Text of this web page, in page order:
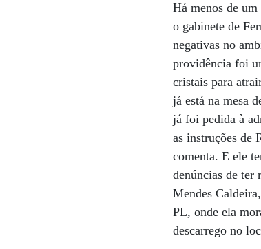
Há menos de
o gabinete de
negativas no
providência foi
cristais para
já está na mesa
já foi pedida à
as instruções de
comenta. E ele
denúncias de ter
Mendes
PL, onde ela
descarrego no